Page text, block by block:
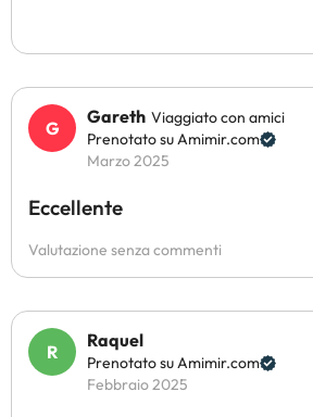
Gareth Viaggiato con amici
Prenotato su Amimir.com
Marzo 2025
Eccellente
Valutazione senza commenti
Raquel
Prenotato su Amimir.com
Febbraio 2025